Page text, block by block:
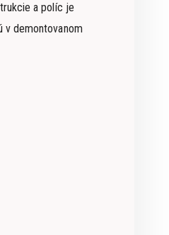
a políc je
v demontovanom